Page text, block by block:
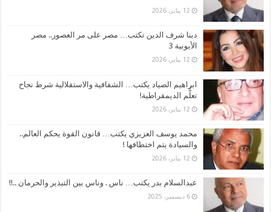
12 يناير، 2026
دينا شرف الدين تكتب… مصر على مر العصور.. مصر
الأيوبية 3
12 يناير، 2026
ابراهيم الصياد يكتب… الشفافية والاستقلالية شرط نجاح
تعلُّم الديمقراطية!
12 يناير، 2026
محمد يوسف العزيزي يكتب… قانون القوة يحكم العالم..
والسيادة يتم اختطافها !
12 يناير، 2026
عبدالسلام بدر يكتب… ناس . وناس بين التبذير والحرمان ..!!
6 ديسمبر، 2025